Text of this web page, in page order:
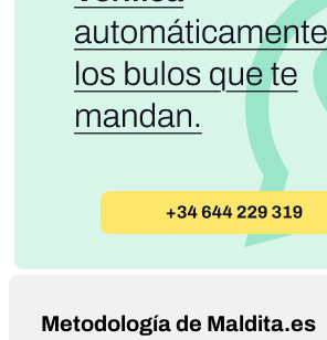
Metodología de Maldita.es